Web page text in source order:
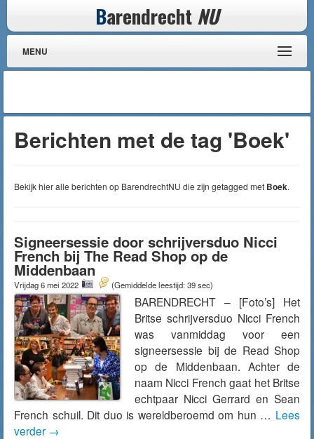
Barendrecht NU
MENU
Berichten met de tag 'Boek'
Bekijk hier alle berichten op BarendrechtNU die zijn getagged met Boek.
Signeersessie door schrijversduo Nicci
French bij The Read Shop op de
Middenbaan
Vrijdag 6 mei 2022 (Gemiddelde leestijd: 39 sec)
BARENDRECHT – [Foto’s] Het
Britse schrijversduo Nicci French
was vanmiddag voor een
signeersessie bij de Read Shop
op de Middenbaan. Achter de
naam Nicci French gaat het Britse
echtpaar Nicci Gerrard en Sean
French schuil. Dit duo is wereldberoemd om hun … Lees
verder →